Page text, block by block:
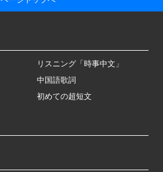
リスニング「時事中文」
中国語歌詞
初めての超短文